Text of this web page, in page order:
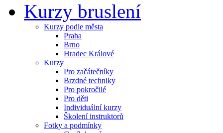
Kurzy bruslení
Kurzy podle města
Praha
Brno
Hradec Králové
Kurzy
Pro začátečníky
Brzdné techniky
Pro pokročilé
Pro děti
Individuální kurzy
Školení instruktorů
Fotky a podmínky